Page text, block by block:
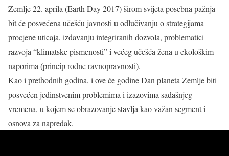
Zemlje 22. aprila (Earth Day 2017) širom svijeta posebna pažnja
bit će posvećena učešću javnosti u odlučivanju o strategijama
procjene uticaja, izdavanju integriranih dozvola, problematici
razvoja “klimatske pismenosti” i većeg učešća žena u ekološkim
naporima (princip rodne ravnopravnosti).
Kao i prethodnih godina, i ove će godine Dan planeta Zemlje biti
posvećen jedinstvenim problemima i izazovima sadašnjeg
vremena, u kojem se obrazovanje stavlja kao važan segment i
osnova za napredak.